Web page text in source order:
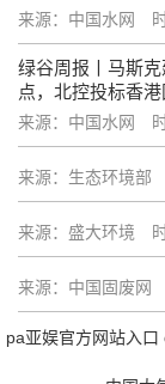
来源：中国水网
绿谷周报丨马斯
点，北控投标香港
来源：中国水网
来源：生态环境部
来源：盛大环境
来源：中国固废网
pa亚娱官方网站入